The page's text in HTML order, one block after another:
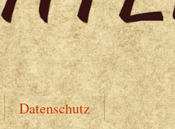
Datenschutz